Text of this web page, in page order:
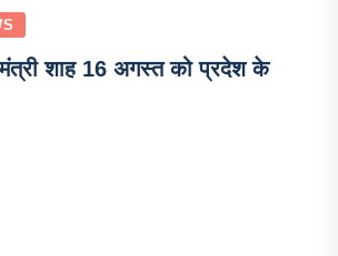
शाह 16 अगस्त को प्रदेश के